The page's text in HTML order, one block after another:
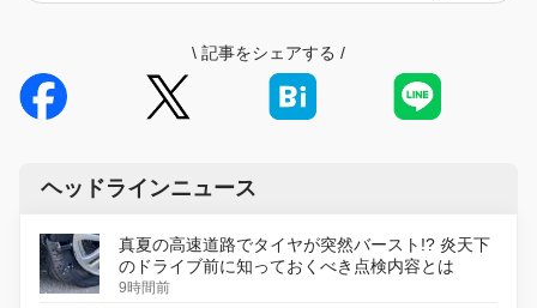
\ 記事をシェアする /
ヘッドラインニュース
真夏の高速道路でタイヤが突然バースト!? 炎天下
のドライブ前に知っておくべき点検内容とは
9時間前